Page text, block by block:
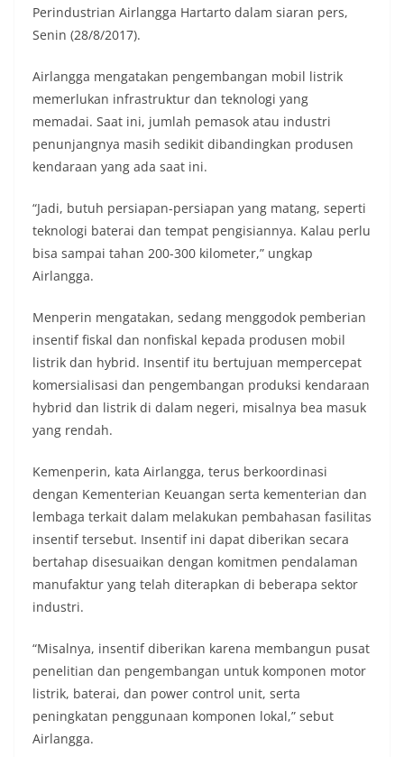
Perindustrian Airlangga Hartarto dalam siaran pers,
Senin (28/8/2017).
Airlangga mengatakan pengembangan mobil listrik
memerlukan infrastruktur dan teknologi yang
memadai. Saat ini, jumlah pemasok atau industri
penunjangnya masih sedikit dibandingkan produsen
kendaraan yang ada saat ini.
“Jadi, butuh persiapan-persiapan yang matang, seperti
teknologi baterai dan tempat pengisiannya. Kalau perlu
bisa sampai tahan 200-300 kilometer,” ungkap
Airlangga.
Menperin mengatakan, sedang menggodok pemberian
insentif fiskal dan nonfiskal kepada produsen mobil
listrik dan hybrid. Insentif itu bertujuan mempercepat
komersialisasi dan pengembangan produksi kendaraan
hybrid dan listrik di dalam negeri, misalnya bea masuk
yang rendah.
Kemenperin, kata Airlangga, terus berkoordinasi
dengan Kementerian Keuangan serta kementerian dan
lembaga terkait dalam melakukan pembahasan fasilitas
insentif tersebut. Insentif ini dapat diberikan secara
bertahap disesuaikan dengan komitmen pendalaman
manufaktur yang telah diterapkan di beberapa sektor
industri.
“Misalnya, insentif diberikan karena membangun pusat
penelitian dan pengembangan untuk komponen motor
listrik, baterai, dan power control unit, serta
peningkatan penggunaan komponen lokal,” sebut
Airlangga.